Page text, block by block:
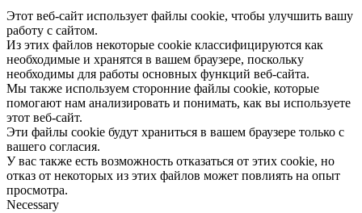
Этот веб-сайт использует файлы cookie, чтобы улучшить вашу
работу с сайтом.
Из этих файлов некоторые cookie классифицируются как
необходимые и хранятся в вашем браузере, поскольку
необходимы для работы основных функций веб-сайта.
Мы также используем сторонние файлы cookie, которые
помогают нам анализировать и понимать, как вы используете
этот веб-сайт.
Эти файлы cookie будут храниться в вашем браузере только с
вашего согласия.
У вас также есть возможность отказаться от этих cookie, но
отказ от некоторых из этих файлов может повлиять на опыт
просмотра.
Necessary